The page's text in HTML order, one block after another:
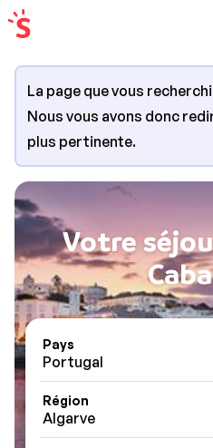
La page que vous
Nous vous avons donc
plus pertinente.
Votre
Pays
Portugal
Région
Algarve